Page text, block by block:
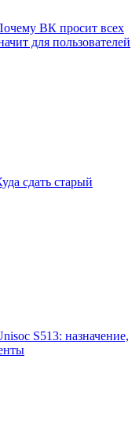
ВК просит всех
для пользователей
сдать старый
S513: назначение,